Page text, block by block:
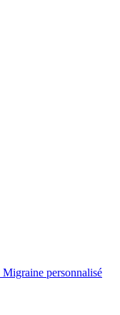
personnalisé